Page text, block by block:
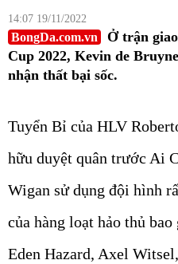
14:07 19/11/2022
BongDa.com.vn
Ở trận
Cup 2022, Kevin de
nhận thất bại sốc.
Tuyển Bỉ của HLV
hữu duyệt quân trước Ai
Wigan sử dụng đội hình
của hàng loạt hảo thủ bao
Eden Hazard, Axel